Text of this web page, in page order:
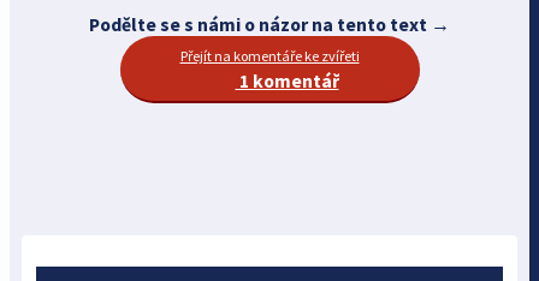
Podělte se s námi o názor na tento text →
Přejít na komentáře ke zvířeti
1 komentář